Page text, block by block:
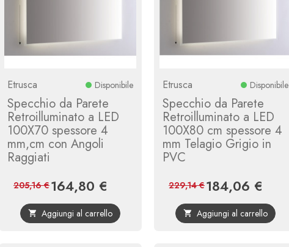
Etrusca Disponibile
Specchio da Parete
Retroilluminato a LED
100X70 spessore 4
mm,cm con Angoli
Raggiati
Prezzo
164,80 €
base
205,16 €
 Aggiungi al carrello
Etrusca Disponibile
Specchio da Parete
Retroilluminato a LED
100X80 cm spessore 4
mm Telagio Grigio in
PVC
Prezzo
184,06 €
base
229,14 €
 Aggiungi al carrello